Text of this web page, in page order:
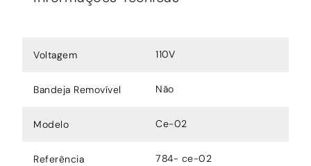
Voltagem 110V
Bandeja Removível Não
Modelo Ce-02
Referência 784- ce-02